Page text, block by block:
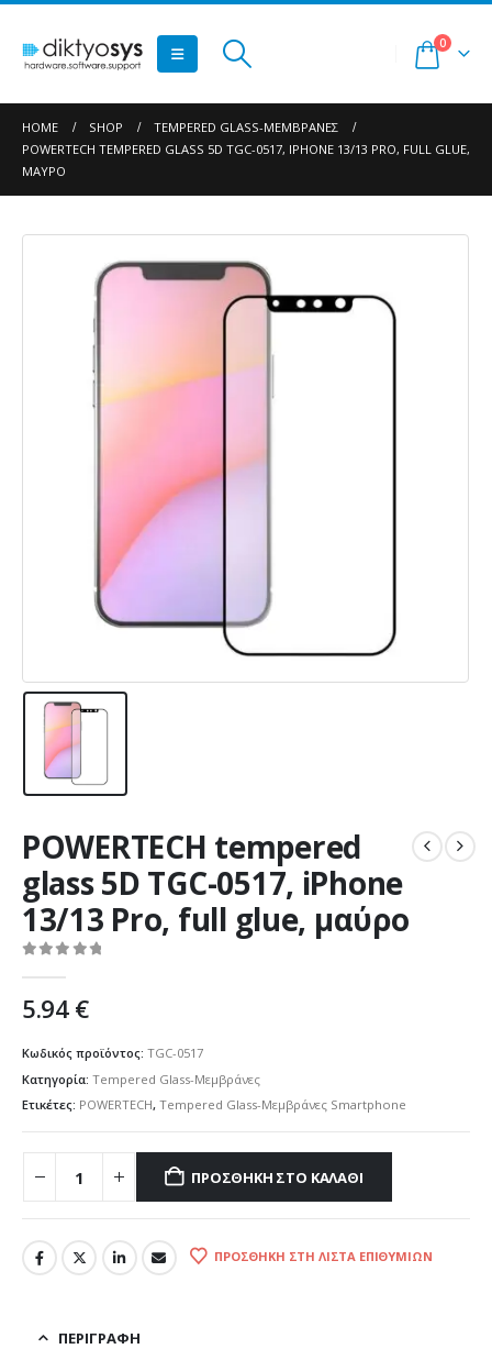
0
HOME SHOP
TEMPERED GLASS-ΜΕΜΒΡΆΝΕΣ
POWERTECH TEMPERED GLASS 5D TGC-0517, IPHONE 13/13 PRO, FULL GLUE,
ΜΑΎΡΟ
POWERTECH tempered
glass 5D TGC-0517, iPhone
13/13 Pro, full glue, μαύρο
5.94€
Κωδικός προϊόντος: TGC-0517
Κατηγορία: Tempered Glass-Μεμβράνες
Ετικέτες: POWERTECH, Tempered Glass-Μεμβράνες Smartphone
ΠΡΟΣΘΉΚΗ ΣΤΟ ΚΑΛΆΘΙ
ΠΡΟΣΘΉΚΗ ΣΤΗ ΛΊΣΤΑ ΕΠΙΘΥΜΙΏΝ
ΠΕΡΙΓΡΑΦΉ